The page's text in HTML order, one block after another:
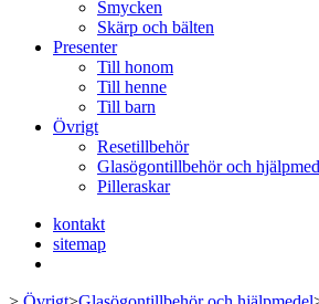
Smycken
Skärp och bälten
Presenter
Till honom
Till henne
Till barn
Övrigt
Resetillbehör
Glasögontillbehör och
Pilleraskar
kontakt
sitemap